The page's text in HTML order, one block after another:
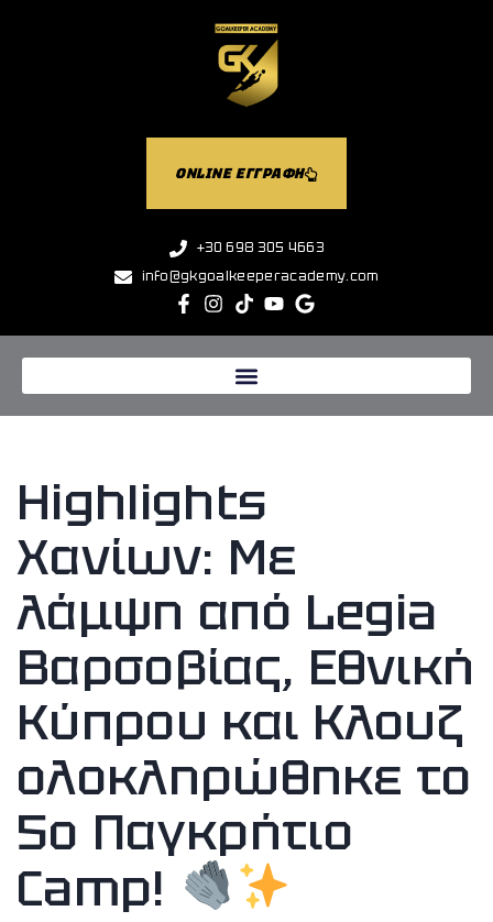
ONLINE ΕΓΓΡΑΦΗ
+30 698 305 4663
info@gkgoalkeeperacademy.com
Highlights
Χανίων: Με
λάμψη από Legia
Βαρσοβίας, Εθνική
Κύπρου και Κλουζ
ολοκληρώθηκε το
5ο Παγκρήτιο
Camp!